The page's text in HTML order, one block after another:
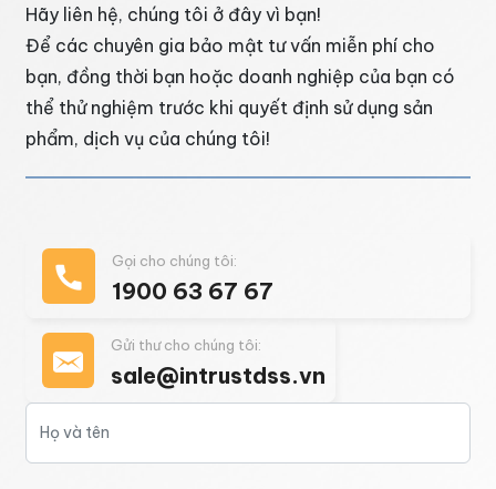
Hãy liên hệ, chúng tôi ở đây vì bạn!
Để các chuyên gia bảo mật tư vấn miễn phí cho
bạn, đồng thời bạn hoặc doanh nghiệp của bạn có
thể thử nghiệm trước khi quyết định sử dụng sản
phẩm, dịch vụ của chúng tôi!
Gọi cho chúng tôi:
1900 63 67 67
Gửi thư cho chúng tôi:
sale@intrustdss.vn